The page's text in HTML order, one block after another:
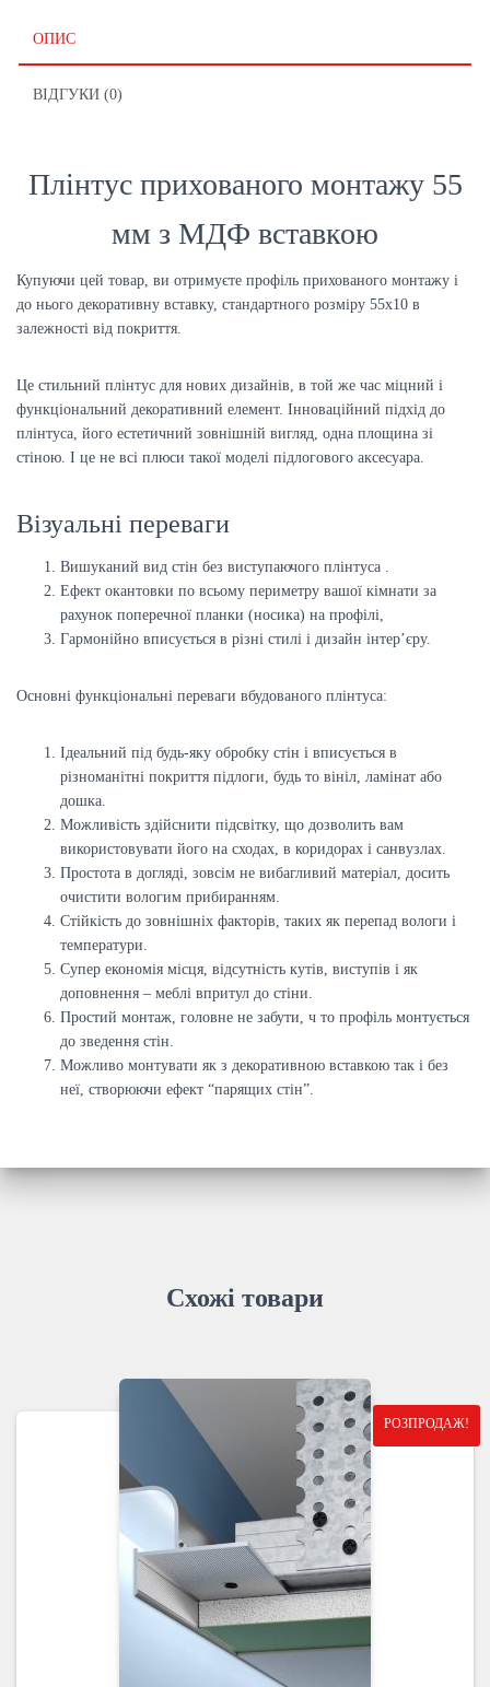
вставкой
ОПИС
ВІДГУКИ (0)
Плінтус прихованого монтажу 55
мм з МДФ вставкою
Купуючи цей товар, ви отримуєте профіль прихованого монтажу і
до нього декоративну вставку, стандартного розміру 55х10 в
залежності від покриття.
Це стильний плінтус для нових дизайнів, в той же час міцний і
функціональний декоративний елемент. Інноваційний підхід до
плінтуса, його естетичний зовнішній вигляд, одна площина зі
стіною. І це не всі плюси такої моделі підлогового аксесуара.
Візуальні переваги
Вишуканий вид стін без виступаючого плінтуса .
Ефект окантовки по всьому периметру вашої кімнати за
рахунок поперечної планки (носика) на профілі,
Гармонійно вписується в різні стилі і дизайн інтер’єру.
Основні функціональні переваги вбудованого плінтуса:
Ідеальний під будь-яку обробку стін і вписується в
різноманітні покриття підлоги, будь то вініл, ламінат або
дошка.
Можливість здійснити підсвітку, що дозволить вам
використовувати його на сходах, в коридорах і санвузлах.
Простота в догляді, зовсім не вибагливий матеріал, досить
очистити вологим прибиранням.
Стійкість до зовнішніх факторів, таких як перепад вологи і
температури.
Супер економія місця, відсутність кутів, виступів і як
доповнення – меблі впритул до стіни.
Простий монтаж, головне не забути, ч то профіль монтується
до зведення стін.
Можливо монтувати як з декоративною вставкою так і без
неї, створюючи ефект “парящих стін”.
Схожі товари
РОЗПРОДАЖ!